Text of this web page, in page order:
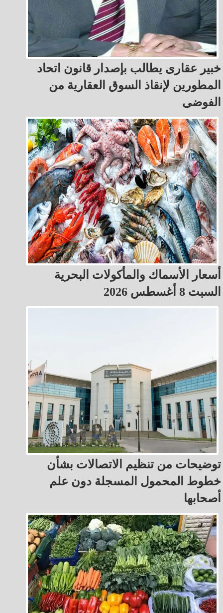
خبير عقارى يطالب بإصدار قانون اتحاد
المطورين لإنقاذ السوق العقارية من
الفوضى
أسعار الأسماك والمأكولات البحرية
السبت 8 أغسطس 2026
توضيحات من تنظيم الاتصالات بشأن
خطوط المحمول المسجلة دون علم
أصحابها